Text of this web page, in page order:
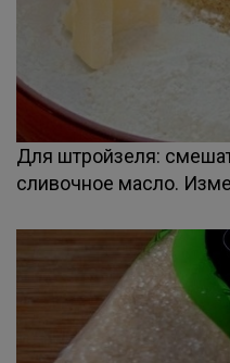
Для штройзеля:
сливочное масло.